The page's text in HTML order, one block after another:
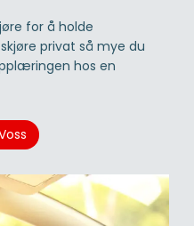
for å holde
privat så mye du
hos en